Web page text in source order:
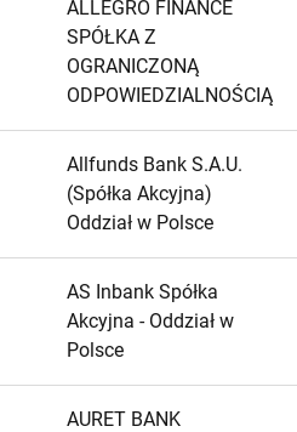
ALLEGRO FINANCE
SPÓŁKA Z
OGRANICZONĄ
ODPOWIEDZIALNOŚCIĄ
Allfunds Bank S.A.U.
(Spółka Akcyjna)
Oddział w Polsce
AS Inbank Spółka
Akcyjna - Oddział w
Polsce
AURET BANK